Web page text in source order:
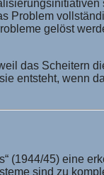
gelöst
das Scheitern
entsteht, wenn
(1944/45) eine
sind zu